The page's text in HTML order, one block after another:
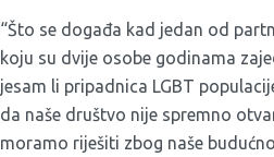
“Što se događa kad jedan od
koju su dvije osobe godinama
jesam li pripadnica LGBT
da naše društvo nije spremno
moramo riješiti zbog naše